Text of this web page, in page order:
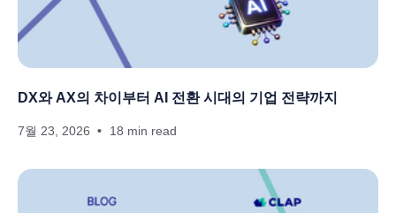
DX와 AX의 차이부터 AI 전환 시대의 기업 전략까지
7월 23, 2026 18 min read